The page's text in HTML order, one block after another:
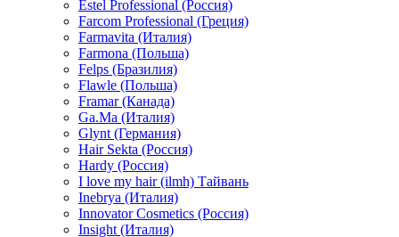
Estel Professional (Россия)
Farcom Professional (Греция)
Farmavita (Италия)
Farmona (Польша)
Felps (Бразилия)
Flawle (Польша)
Framar (Канада)
Ga.Ma (Италия)
Glynt (Германия)
Hair Sekta (Россия)
Hardy (Россия)
I love my hair (ilmh) Тайвань
Inebrya (Италия)
Innovator Cosmetics (Россия)
Insight (Италия)